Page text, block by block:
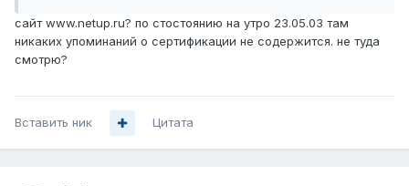
сайт www.netup.ru? по стостоянию на утро 23.05.03 там
никаких упоминаний о сертификации не содержится. не туда
смотрю?
Вставить ник Цитата